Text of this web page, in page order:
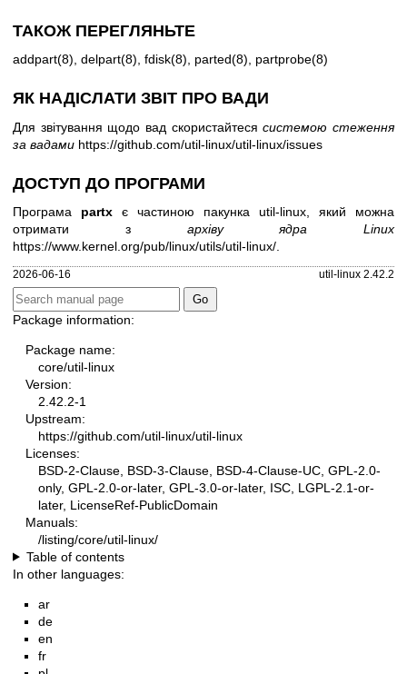
ТАКОЖ ПЕРЕГЛЯНЬТЕ
addpart(8), delpart(8), fdisk(8), parted(8), partprobe(8)
ЯК НАДІСЛАТИ ЗВІТ ПРО ВАДИ
Для звітування щодо вад скористайтесясистемою стеження
за вадами https://github.com/util-linux/util-linux/issues
ДОСТУП ДО ПРОГРАМИ
Програма partx є частиною пакунка util-linux, який можна
отримати з архіву ядра Linux
https://www.kernel.org/pub/linux/utils/util-linux/.
2026-06-16 util-linux 2.42.2
Package information:
Package name:
core/util-linux
Version:
2.42.2-1
Upstream:
https://github.com/util-linux/util-linux
Licenses:
BSD-2-Clause, BSD-3-Clause, BSD-4-Clause-UC, GPL-2.0-
only, GPL-2.0-or-later, GPL-3.0-or-later, ISC, LGPL-2.1-or-
later, LicenseRef-PublicDomain
Manuals:
/listing/core/util-linux/
Table of contents
In other languages:
ar
de
en
fr